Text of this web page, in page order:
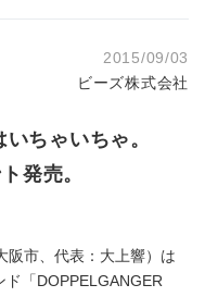
2015/09/03
ビーズ株式会社
ちゃいちゃ。
発売。
市、代表：大上響）は
「DOPPELGANGER